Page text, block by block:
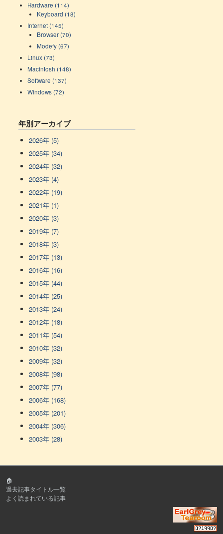
Hardware (114)
Keyboard (18)
Internet (145)
Browser (70)
Modefy (67)
Linux (73)
Macintosh (148)
Software (137)
Windows (72)
年別アーカイブ
2026年 (5)
2025年 (34)
2024年 (32)
2023年 (4)
2022年 (19)
2021年 (1)
2020年 (3)
2019年 (7)
2018年 (3)
2017年 (13)
2016年 (16)
2015年 (44)
2014年 (25)
2013年 (24)
2012年 (18)
2011年 (54)
2010年 (32)
2009年 (32)
2008年 (98)
2007年 (77)
2006年 (168)
2005年 (201)
2004年 (306)
2003年 (28)
🏠
過去記事タイトル一覧
よく読まれている記事